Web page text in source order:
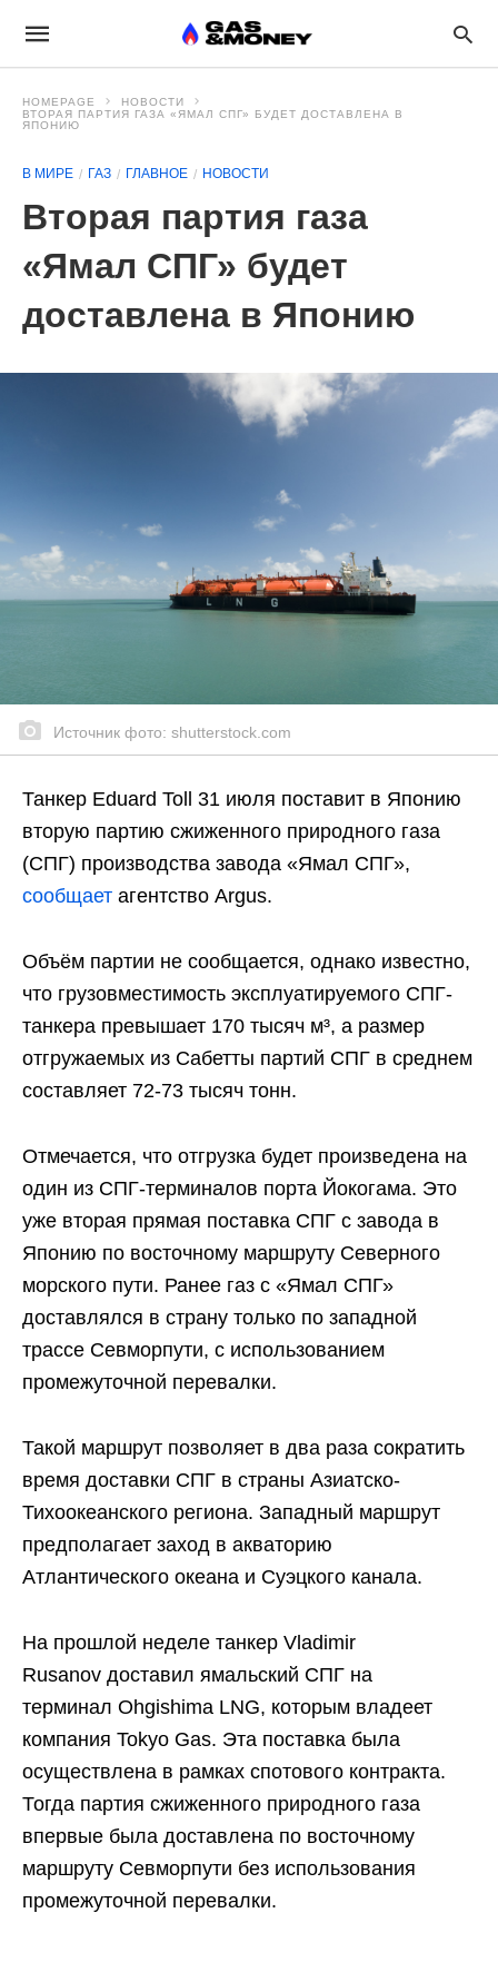
HOMEPAGE
НОВОСТИ
ВТОРАЯ ПАРТИЯ ГАЗА «ЯМАЛ СПГ» БУДЕТ ДОСТАВЛЕНА В
ЯПОНИЮ
В МИРЕ ГАЗ ГЛАВНОЕ НОВОСТИ
Вторая партия газа
«Ямал СПГ» будет
доставлена в Японию
Источник фото: shutterstock.com
Танкер Eduard Toll 31 июля поставит в Японию
вторую партию сжиженного природного газа
(СПГ) производства завода «Ямал СПГ»,
сообщает агентство Argus.
Объём партии не сообщается, однако известно,
что грузовместимость эксплуатируемого СПГ-
танкера превышает 170 тысяч м³, а размер
отгружаемых из Сабетты партий СПГ в среднем
составляет 72-73 тысяч тонн.
Отмечается, что отгрузка будет произведена на
один из СПГ-терминалов порта Йокогама. Это
уже вторая прямая поставка СПГ с завода в
Японию по восточному маршруту Северного
морского пути. Ранее газ с «Ямал СПГ»
доставлялся в страну только по западной
трассе Севморпути, с использованием
промежуточной перевалки.
Такой маршрут позволяет в два раза сократить
время доставки СПГ в страны Азиатско-
Тихоокеанского региона. Западный маршрут
предполагает заход в акваторию
Атлантического океана и Суэцкого канала.
На прошлой неделе танкер Vladimir
Rusanov доставил ямальский СПГ на
терминал Ohgishima LNG, которым владеет
компания Tokyo Gas. Эта поставка была
осуществлена в рамках спотового контракта.
Тогда партия сжиженного природного газа
впервые была доставлена по восточному
маршруту Севморпути без использования
промежуточной перевалки.